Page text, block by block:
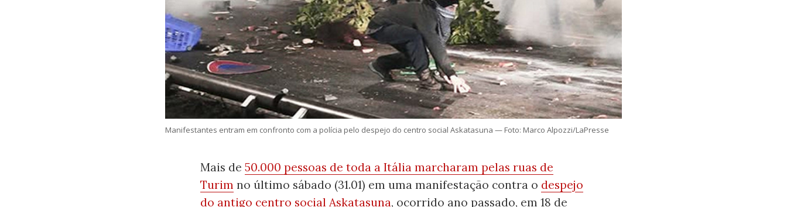
Manifestantes entram em confronto com a polícia pelo despejo do centro social Askatasuna — Foto: Marco Alpozzi/LaPresse
Mais de 50.000 pessoas de toda a Itália marcharam pelas ruas de
Turim no último sábado (31.01) em uma manifestação contra o despejo
do antigo centro social Askatasuna, ocorrido ano passado, em 18 de